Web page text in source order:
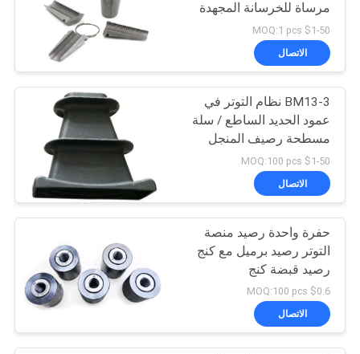
المصنع
مراقبة
الجودة
اتصل
أخبار
اطلب
اقتباس
مرساة للخرسانة المجهدة
$1-50 MOQ:1 pcs
الاتصال
BM13-3 نظام التوتر في
عمود الحديد الساطع / سلة
مسطحة رصيف المنجل
للسلسلة PC
$1-50 MOQ:100 pcs
الاتصال
حفرة واحدة رصيد منصة
التوتر رصيد برميل مع كنج
رصيد قبضة كنج
$0.6 MOQ:100 pcs
الاتصال